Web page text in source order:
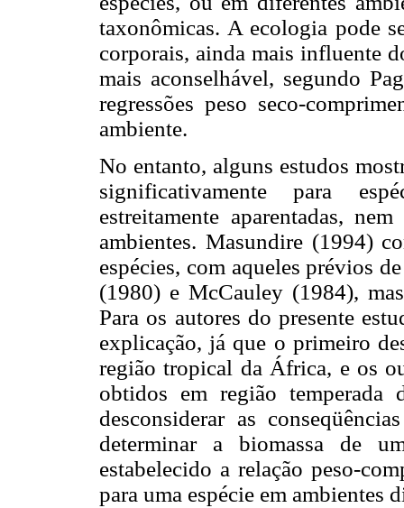
taxonômicas. A ecologia pode
corporais, ainda mais influente
mais aconselhável, segundo
regressões peso seco-
ambiente.
No entanto, alguns estudos
significativamente para
estreitamente aparentadas,
ambientes. Masundire (1994)
espécies, com aqueles prévios
(1980) e McCauley (1984),
Para os autores do presente
explicação, já que o primeiro
região tropical da África, e os
obtidos em região temperada
desconsiderar as
determinar a biomassa de
estabelecido a relação peso-
para uma espécie em ambientes